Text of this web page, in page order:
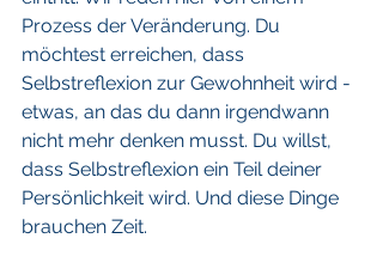
Prozess der Veränderung. Du
möchtest erreichen, dass
Selbstreflexion zur Gewohnheit wird -
etwas, an das du dann irgendwann
nicht mehr denken musst. Du willst,
dass Selbstreflexion ein Teil deiner
Persönlichkeit wird. Und diese Dinge
brauchen Zeit.